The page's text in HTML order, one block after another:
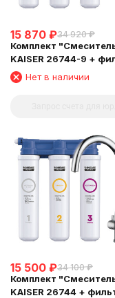
15 870 ₽34 920 ₽
Комплект
KAISER 26744-9 +
Барьер"
Нет в наличии
15 500 ₽34 100 ₽
Комплект
KAISER 26744 +